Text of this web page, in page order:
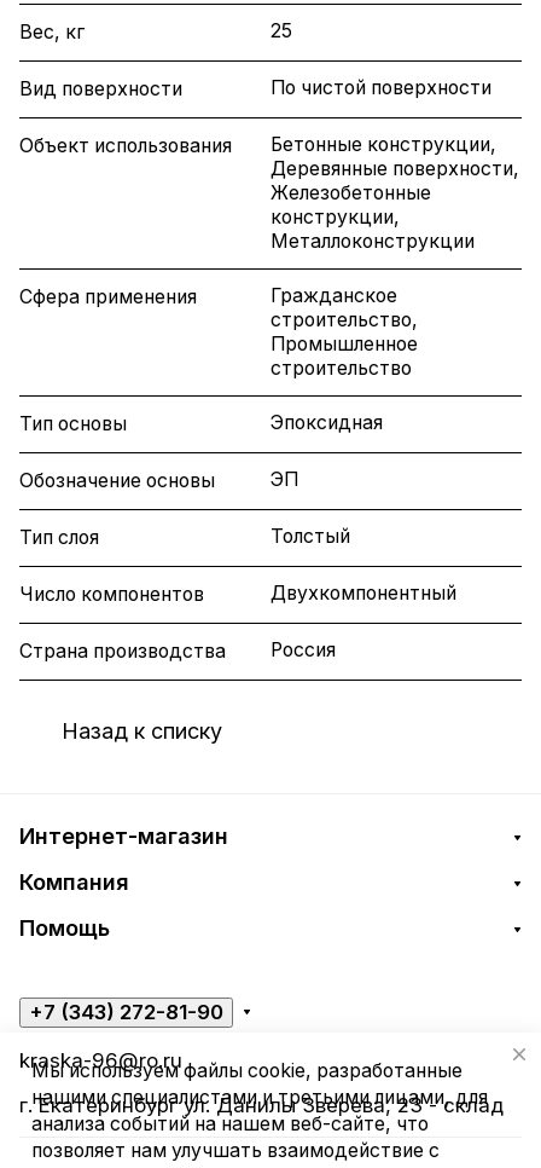
Вес, кг 25
Вид поверхности По чистой поверхности
Объект использования
Бетонные конструкции,
Деревянные поверхности,
Железобетонные
конструкции,
Металлоконструкции
Сфера применения
Гражданское
строительство,
Промышленное
строительство
Тип основы Эпоксидная
Обозначение основы ЭП
Тип слоя Толстый
Число компонентов Двухкомпонентный
Страна производства Россия
Назад к списку
Интернет-магазин
Компания
Помощь
+7 (343) 272-81-90
kraska-96@ro.ru
г. Екатеринбург ул. Данилы Зверева, 23 - склад
Мы используем файлы cookie, разработанные
нашими специалистами и третьими лицами, для
анализа событий на нашем веб-сайте, что
позволяет нам улучшать взаимодействие с